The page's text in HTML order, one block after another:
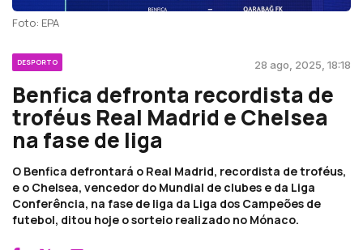
Foto: EPA
DESPORTO 28 ago, 2025, 18:18
Benfica defronta recordista de
troféus Real Madrid e Chelsea
na fase de liga
O Benfica defrontará o Real Madrid, recordista de troféus,
e o Chelsea, vencedor do Mundial de clubes e da Liga
Conferência, na fase de liga da Liga dos Campeões de
futebol, ditou hoje o sorteio realizado no Mónaco.